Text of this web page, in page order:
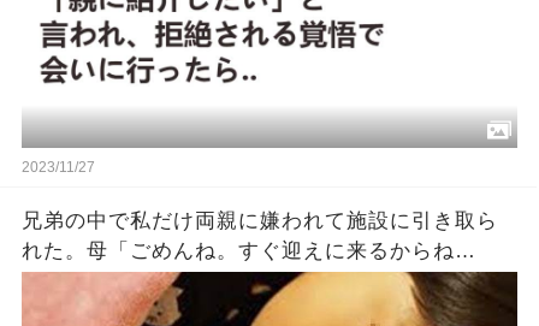
2023/11/27
兄弟の中で私だけ両親に嫌われて施設に引き取ら
れた。母「ごめんね。すぐ迎えに来るからね
（泣）」父「ごめんな…」私『…』→数十年後…